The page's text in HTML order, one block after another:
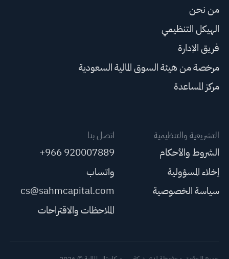
من نحن
الهيكل التنظيمي
فريق الإدارة
مرخصة من هيئة السوق المالية السعودية
مركز المساعدة
التشريعية والتنظيمية
الشروط والأحكام
إخلاء المسؤولية
سياسة الخصوصية
اتصل بنا
+966 920007889
واتساب
cs@sahmcapital.com
الملاحظات والاقتراحات